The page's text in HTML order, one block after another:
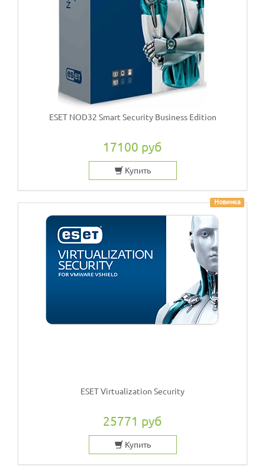
ESET NOD32 Smart Security Business Edition
17100 руб
Купить
Новинка
ESET Virtualization Security
25771 руб
Купить